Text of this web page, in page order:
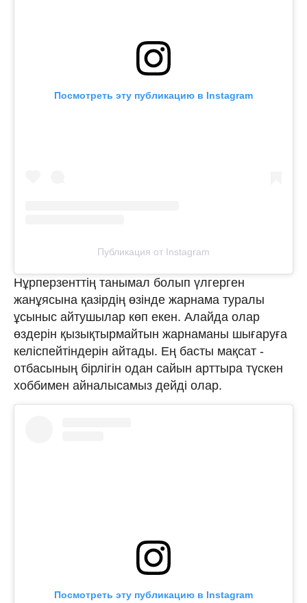
Посмотреть эту публикацию в Instagram
Публикация от Instagram
Нұрперзенттің танымал болып үлгерген
жанұясына қазірдің өзінде жарнама туралы
ұсыныс айтушылар көп екен. Алайда олар
өздерін қызықтырмайтын жарнаманы шығаруға
келіспейтіндерін айтады. Ең басты мақсат -
отбасының бірлігін одан сайын арттыра түскен
хоббимен айналысамыз дейді олар.
Посмотреть эту публикацию в Instagram